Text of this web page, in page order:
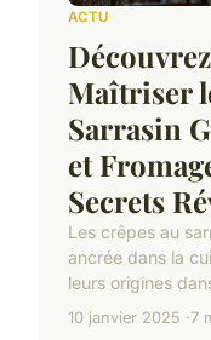
ACTU
Maîtriser
Sarrasin
et
Secrets
Les crêpes au
ancrée dans la
leurs origines
10 janvier 2025 7